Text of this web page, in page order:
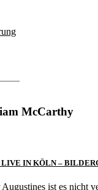
McCarthy
IN KÖLN –
ist es nicht